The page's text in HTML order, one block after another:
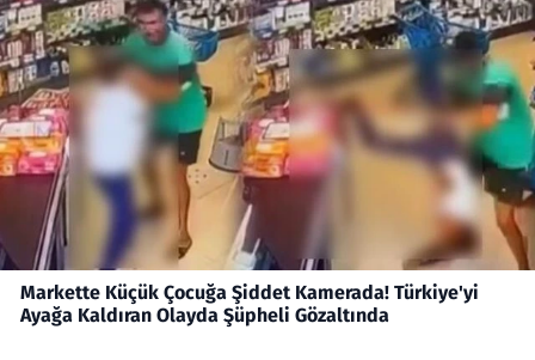
Markette Küçük Çocuğa Şiddet Kamerada! Türkiye'yi
Ayağa Kaldıran Olayda Şüpheli Gözaltında